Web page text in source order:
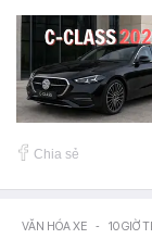
Chia sẻ
VĂN HÓA XE - 10 GIỜ